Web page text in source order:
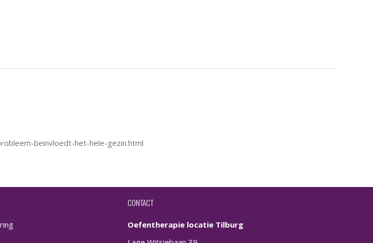
beinvloedt-het-hele-gezin.html
CONTACT
Oefentherapie locatie Tilburg